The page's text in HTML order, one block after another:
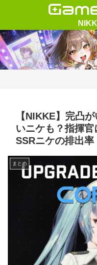
【NIKKE】完凸
いニケも？指揮
SSRニケの排出率
まとめ